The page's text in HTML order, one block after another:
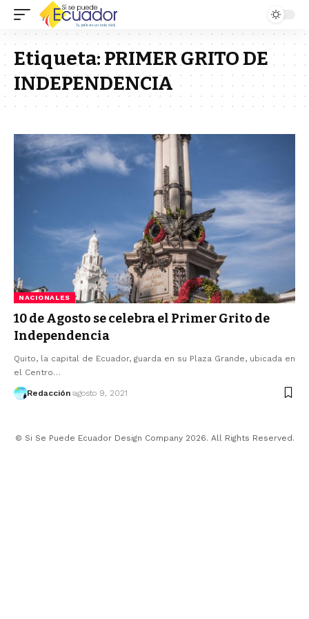
Etiqueta: PRIMER GRITO DE
INDEPENDENCIA
NACIONALES
10 de Agosto se celebra el Primer Grito de
Independencia
Quito, la capital de Ecuador, guarda en su Plaza Grande, ubicada en
el Centro…
Redacción agosto 9, 2021
© Si Se Puede Ecuador Design Company 2026. All Rights Reserved.